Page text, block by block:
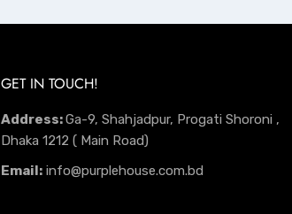
GET IN TOUCH!
Address:Ga-9, Shahjadpur, Progati Shoroni ,
Dhaka 1212 ( Main Road)
Email:info@purplehouse.com.bd